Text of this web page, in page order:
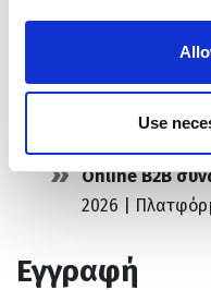
Use
συναντήσεις,
την έκθεση
Online B2B
2026 |
Εγγραφή